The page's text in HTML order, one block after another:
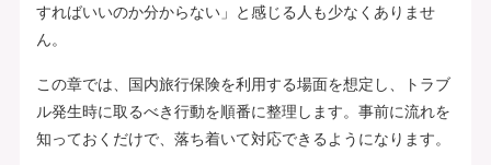
すればいいのか分からない」と感じる人も少なくありませ
ん。
この章では、国内旅行保険を利用する場面を想定し、トラブ
ル発生時に取るべき行動を順番に整理します。事前に流れを
知っておくだけで、落ち着いて対応できるようになります。